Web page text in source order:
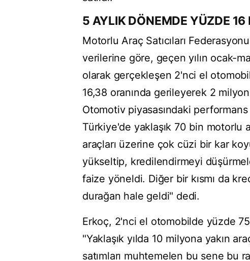
5 AYLIK DÖNEMDE YÜZDE 16
Motorlu Araç Satıcıları
verilerine göre, geçen yılın ocak-
olarak gerçekleşen 2'nci el
16,38 oranında gerileyerek 2
Otomotiv piyasasındaki
Türkiye'de yaklaşık 70 bin motorlu
araçları üzerine çok cüzi bir kar
yükseltip, kredilendirmeyi
faize yöneldi. Diğer bir kısmı da
durağan hale geldi" dedi.
Erkoç, 2'nci el otomobilde yüzde
"Yaklaşık yılda 10 milyona yakın
satımları muhtemelen bu sene bu